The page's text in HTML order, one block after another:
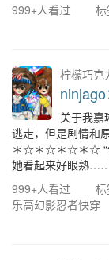
999+人看过
标
柠檬巧克
关于我嘉
逃走，但是剧情
＊☆＊☆＊☆＊☆ “
她看起来好眼熟
999+人看过
标
乐高幻影忍者快穿